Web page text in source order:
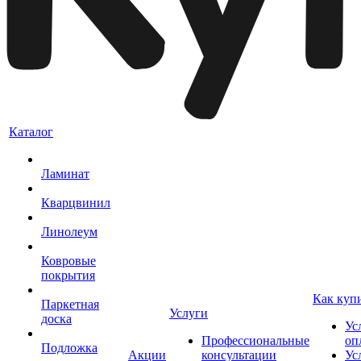
Каталог
Ламинат
Кварцвинил
Линолеум
Ковровые
покрытия
Паркетная
доска
Подложка
Акции
Услуги
Профессиональные
консультации
Как